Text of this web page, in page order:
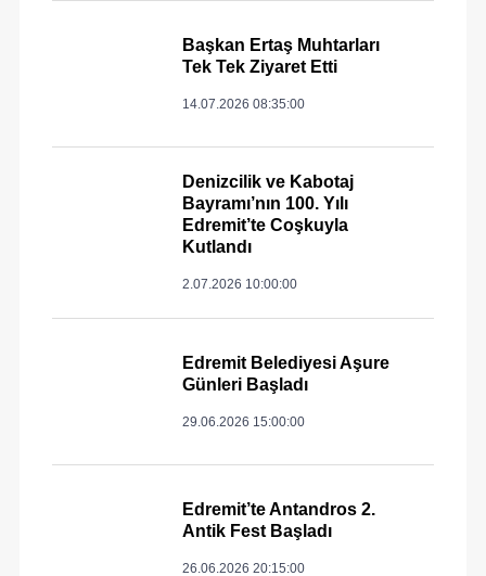
Başkan Ertaş Muhtarları
Tek Tek Ziyaret Etti
14.07.2026 08:35:00
Denizcilik ve Kabotaj
Bayramı’nın 100. Yılı
Edremit’te Coşkuyla
Kutlandı
2.07.2026 10:00:00
Edremit Belediyesi Aşure
Günleri Başladı
29.06.2026 15:00:00
Edremit’te Antandros 2.
Antik Fest Başladı
26.06.2026 20:15:00